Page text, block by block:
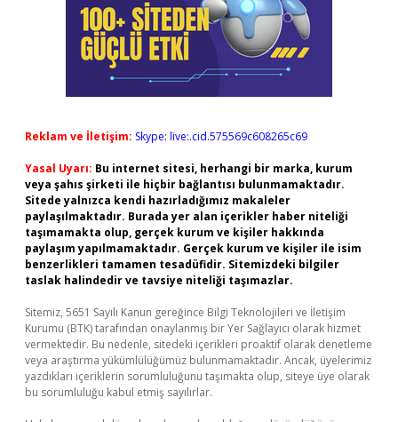
Reklam ve İletişim: Skype: live:.cid.575569c608265c69
Yasal Uyarı: Bu internet sitesi, herhangi bir marka, kurum
veya şahıs şirketi ile hiçbir bağlantısı bulunmamaktadır.
Sitede yalnızca kendi hazırladığımız makaleler
paylaşılmaktadır. Burada yer alan içerikler haber niteliği
taşımamakta olup, gerçek kurum ve kişiler hakkında
paylaşım yapılmamaktadır. Gerçek kurum ve kişiler ile isim
benzerlikleri tamamen tesadüfidir. Sitemizdeki bilgiler
taslak halindedir ve tavsiye niteliği taşımazlar.
Sitemiz, 5651 Sayılı Kanun gereğince Bilgi Teknolojileri ve İletişim
Kurumu (BTK) tarafından onaylanmış bir Yer Sağlayıcı olarak hizmet
vermektedir. Bu nedenle, sitedeki içerikleri proaktif olarak denetleme
veya araştırma yükümlülüğümüz bulunmamaktadır. Ancak, üyelerimiz
yazdıkları içeriklerin sorumluluğunu taşımakta olup, siteye üye olarak
bu sorumluluğu kabul etmiş sayılırlar.